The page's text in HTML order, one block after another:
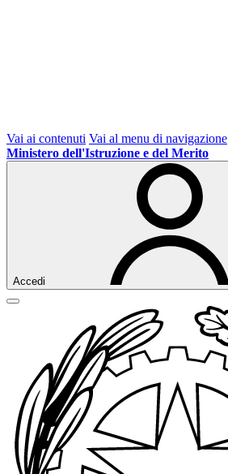
Vai ai contenuti Vai al menu di navigazione
Ministero dell'Istruzione e del Merito
Accedi